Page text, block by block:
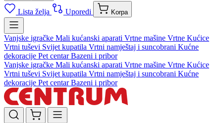
Lista želja Uporedi Korpa
Vanjske igračke Mali kućanski aparati Vrtne mašine Vrtne Kućice
Vrtni tuševi Svijet kupatila Vrtni namještaj i suncobrani Kućne
dekoracije Pet centarBazeni i pribor
Vanjske igračke Mali kućanski aparati Vrtne mašine Vrtne Kućice
Vrtni tuševi Svijet kupatila Vrtni namještaj i suncobrani Kućne
dekoracije Pet centarBazeni i pribor